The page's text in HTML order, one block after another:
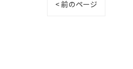
< 前のページ